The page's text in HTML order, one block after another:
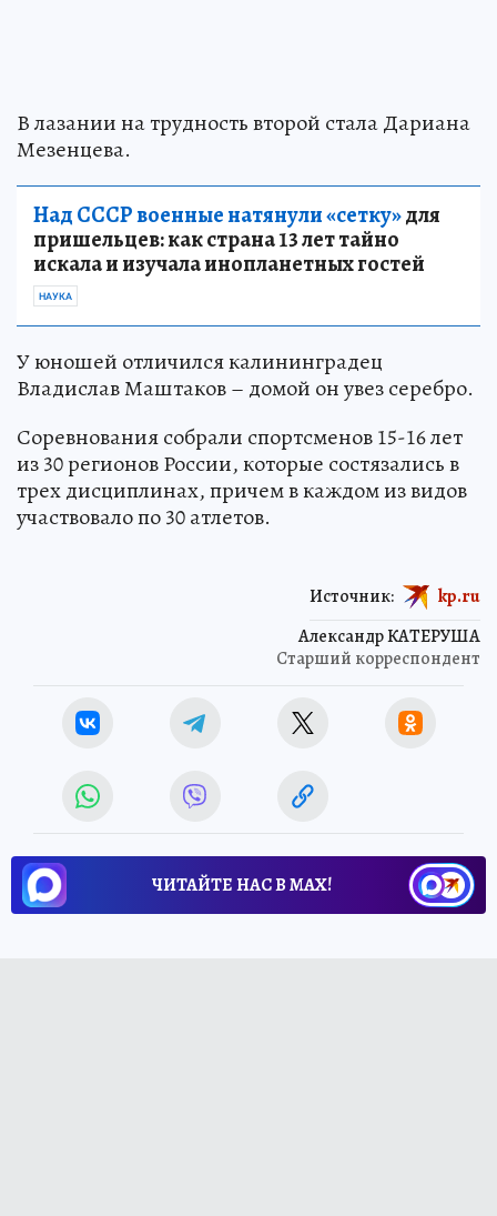
В лазании на трудность второй стала Дариана
Мезенцева.
Над СССР военные натянули «сетку»для
пришельцев: как страна 13 лет тайно
искала и изучала инопланетных гостей
НАУКА
У юношей отличился калининградец
Владислав Маштаков – домой он увез серебро.
Соревнования собрали спортсменов 15-16 лет
из 30 регионов России, которые состязались в
трех дисциплинах, причем в каждом из видов
участвовало по 30 атлетов.
Александр КАТЕРУША
Старший корреспондент
Источник: kp.ru
ЧИТАЙТЕ НАС В МАХ!